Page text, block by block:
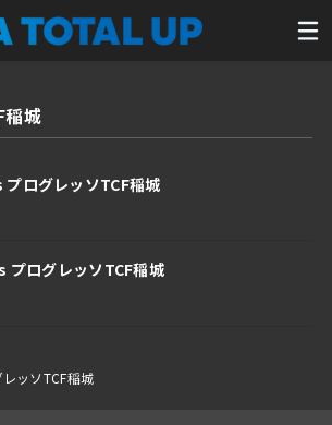
稲城
ログレッソTCF稲城
プログレッソTCF稲城
ッソTCF稲城